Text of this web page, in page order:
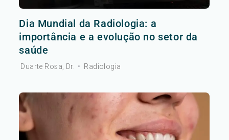
Dia Mundial da Radiologia: a
importância e a evolução no setor da
saúde
Duarte Rosa, Dr. • Radiologia